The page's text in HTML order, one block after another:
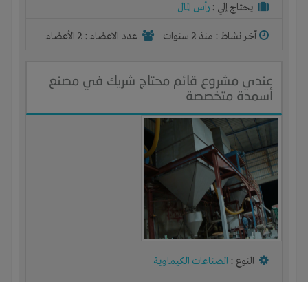
يحتاج إلي : رأس المال
آخر نشاط : منذ 2 سنوات عدد الاعضاء : 2 الأعضاء
عندي مشروع قائم محتاج شريك في مصنع
أسمدة متخصصة
النوع : الصناعات الكيماوية